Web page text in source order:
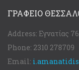
ΓΡΑΦΕΊΟ
Address: Εγνατίας
Phone: 2310 278709
Email: